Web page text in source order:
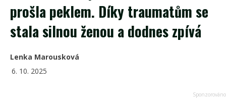
prošla peklem. Díky traumatům se
stala silnou ženou a dodnes zpívá
Lenka Marousková
6. 10. 2025